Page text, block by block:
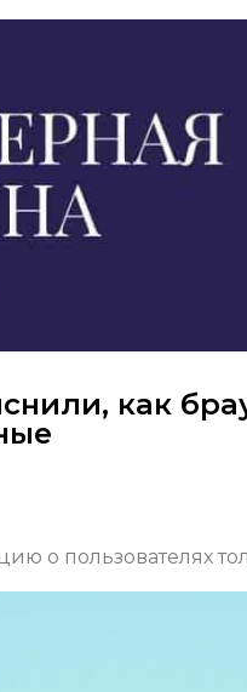
как
о пользователях